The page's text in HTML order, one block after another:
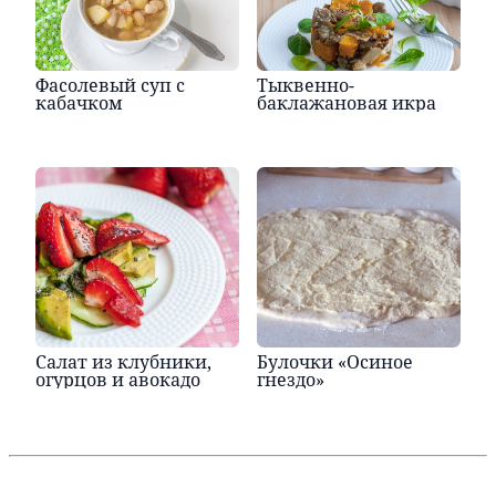
Фасолевый суп с
кабачком
Тыквенно-
баклажановая икра
Салат из клубники,
огурцов и авокадо
Булочки «Осиное
гнездо»